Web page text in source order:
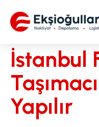
İstanbul
Yapılır